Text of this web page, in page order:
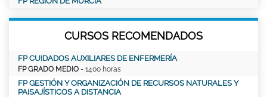
CURSOS RECOMENDADOS
FP CUIDADOS AUXILIARES DE ENFERMERÍA
FP GRADO MEDIO - 1400 horas
FP GESTIÓN Y ORGANIZACIÓN DE RECURSOS NATURALES Y
PAISAJÍSTICOS A DISTANCIA